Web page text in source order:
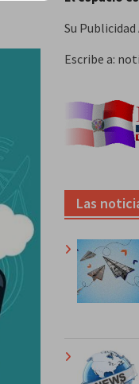
Su Publicidad
Escribe a:
Las